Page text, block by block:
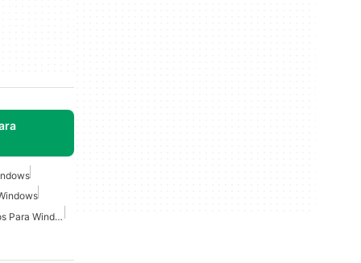
Transferencia De Archivos Para Windows